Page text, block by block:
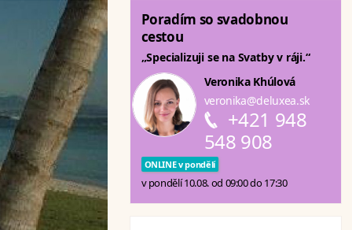
Poradím so svadobnou
cestou
„Specializuji se na Svatby v ráji.“
Veronika Khúlová
veronika@deluxea.sk
+421 948
548 908
ONLINE v pondělí
v pondělí 10.08. od 09:00 do 17:30